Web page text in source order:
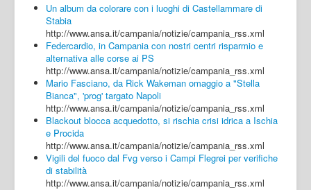
Un album da colorare con i luoghi di Castellammare di
Stabia
http://www.ansa.it/campania/notizie/campania_rss.xml
Federcardio, in Campania con nostri centri risparmio e
alternativa alle corse ai PS
http://www.ansa.it/campania/notizie/campania_rss.xml
Mario Fasciano, da Rick Wakeman omaggio a "Stella
Bianca", 'prog' targato Napoli
http://www.ansa.it/campania/notizie/campania_rss.xml
Blackout blocca acquedotto, si rischia crisi idrica a Ischia
e Procida
http://www.ansa.it/campania/notizie/campania_rss.xml
Vigili del fuoco dal Fvg verso i Campi Flegrei per verifiche
di stabilità
http://www.ansa.it/campania/notizie/campania_rss.xml